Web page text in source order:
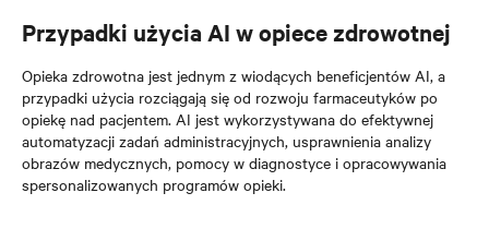
Przypadki użycia AI w opiece zdrowotnej
Opieka zdrowotna jest jednym z wiodących beneficjentów AI, a
przypadki użycia rozciągają się od rozwoju farmaceutyków po
opiekę nad pacjentem. AI jest wykorzystywana do efektywnej
automatyzacji zadań administracyjnych, usprawnienia analizy
obrazów medycznych, pomocy w diagnostyce i opracowywania
spersonalizowanych programów opieki.